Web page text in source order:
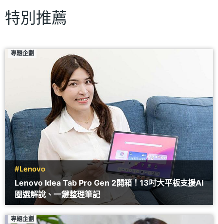
特別推薦
專題企劃
#Lenovo
Lenovo Idea Tab Pro Gen 2開箱！13吋大平板支援AI
圈選解說、一鍵整理筆記
專題企劃